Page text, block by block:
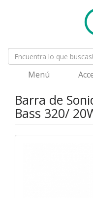
Menú
Barra de
Bass 320/